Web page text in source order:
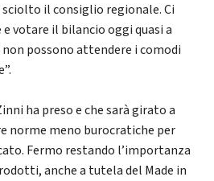
il consiglio regionale. Ci
votare il bilancio oggi quasi a
possono attendere i comodi
ha preso e che sarà girato a
norme meno burocratiche per
Fermo restando l’importanza
anche a tutela del Made in